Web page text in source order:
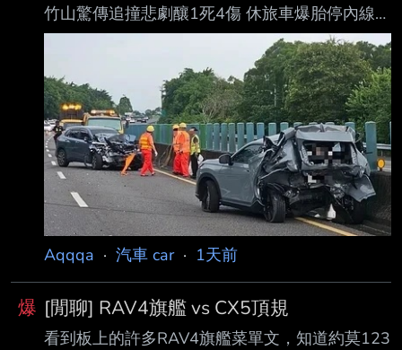
竹山驚傳追撞悲劇釀1死4傷 休旅車爆胎停內線遭
撞婦人傷重亡 2026-08-05 16:45 聯合報／ 記
者 江良誠／南投即時報導 國道3號北向240.2公
里南投竹山路段，3日下午發生死亡車禍！1輛休
旅車疑因爆胎停在內 側車道，後方車輛疑未注意
前方狀況追撞，造成2車共5人送醫，其中1名女
乘客傷重不治 。警方初步排除酒駕，詳細肇事原
因仍調查中。 事故發生於3日下午5時13分許，
68歲曾姓男子駕駛灰色休旅車，載著妻子方姓女
子行
Aqqqa · 汽車 car· 1天前
爆 [閒聊] RAV4旗艦 vs CX5頂規
看到板上的許多RAV4旗艦菜單文，知道約莫123